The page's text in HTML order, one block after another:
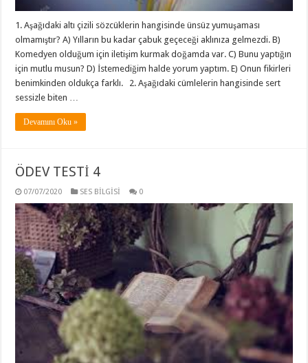
1. Aşağıdaki altı çizili sözcüklerin hangisinde ünsüz yumuşaması
olmamıştır? A) Yılların bu kadar çabuk geçeceği aklınıza gelmezdi. B)
Komedyen olduğum için iletişim kurmak doğamda var. C) Bunu yaptığın
için mutlu musun? D) İstemediğim halde yorum yaptım. E) Onun fikirleri
benimkinden oldukça farklı. 2. Aşağıdaki cümlelerin hangisinde sert
sessizle biten …
Devamını Oku »
ÖDEV TESTİ 4
07/07/2020 SES BİLGİSİ 0